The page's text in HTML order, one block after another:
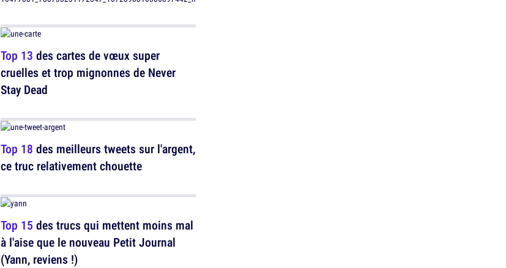
Top 13 des cartes de vœux super
cruelles et trop mignonnes de Never
Stay Dead
Top 18 des meilleurs tweets sur l'argent,
ce truc relativement chouette
Top 15 des trucs qui mettent moins mal
à l'aise que le nouveau Petit Journal
(Yann, reviens !)